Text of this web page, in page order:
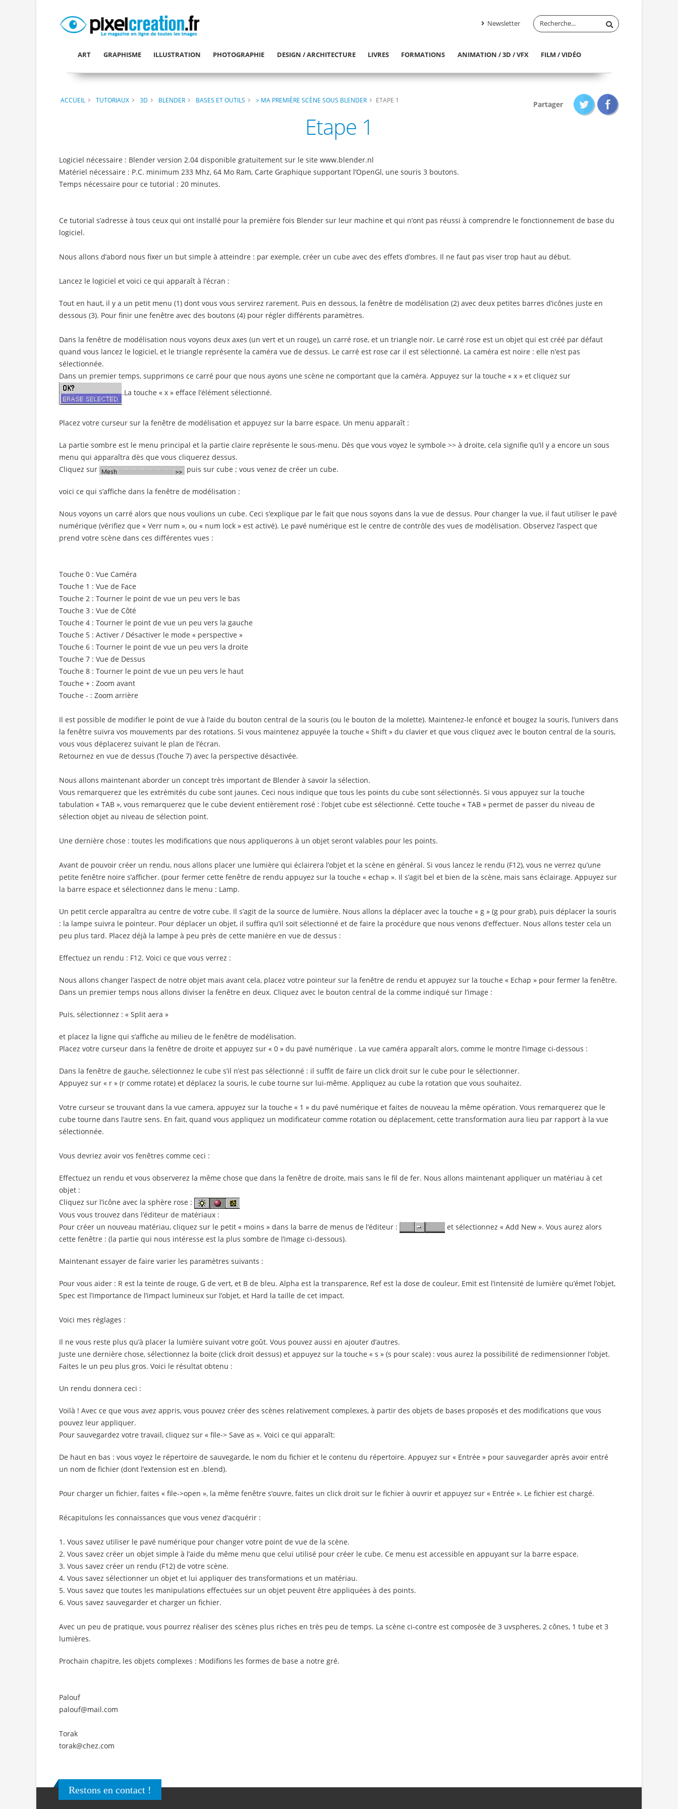
Newsletter
ART GRAPHISME ILLUSTRATION PHOTOGRAPHIE DESIGN / ARCHITECTURE LIVRES FORMATIONS ANIMATION / 3D / VFX FILM / VIDÉO
ACCUEIL TUTORIAUX 3D BLENDER BASES ET OUTILS > MA PREMIÈRE SCÈNE SOUS BLENDER ETAPE 1 Partager
Etape 1
Logiciel nécessaire : Blender version 2.04 disponible gratuitement sur le site www.blender.nl
Matériel nécessaire : P.C. minimum 233 Mhz, 64 Mo Ram, Carte Graphique supportant l’OpenGl, une souris 3 boutons.
Temps nécessaire pour ce tutorial : 20 minutes.
Ce tutorial s’adresse à tous ceux qui ont installé pour la première fois Blender sur leur machine et qui n’ont pas réussi à comprendre le fonctionnement de base du
logiciel.
Nous allons d’abord nous fixer un but simple à atteindre : par exemple, créer un cube avec des effets d’ombres. Il ne faut pas viser trop haut au début.
Lancez le logiciel et voici ce qui apparaît à l’écran :
Tout en haut, il y a un petit menu (1) dont vous vous servirez rarement. Puis en dessous, la fenêtre de modélisation (2) avec deux petites barres d’icônes juste en
dessous (3). Pour finir une fenêtre avec des boutons (4) pour régler différents paramètres.
Dans la fenêtre de modélisation nous voyons deux axes (un vert et un rouge), un carré rose, et un triangle noir. Le carré rose est un objet qui est créé par défaut
quand vous lancez le logiciel, et le triangle représente la caméra vue de dessus. Le carré est rose car il est sélectionné. La caméra est noire : elle n’est pas
sélectionnée.
Dans un premier temps, supprimons ce carré pour que nous ayons une scène ne comportant que la caméra. Appuyez sur la touche « x » et cliquez sur
.La touche « x » efface l’élément sélectionné.
Placez votre curseur sur la fenêtre de modélisation et appuyez sur la barre espace. Un menu apparaît :
La partie sombre est le menu principal et la partie claire représente le sous-menu. Dès que vous voyez le symbole >> à droite, cela signifie qu’il y a encore un sous
menu qui apparaîtra dès que vous cliquerez dessus.
Cliquez sur
puis sur cube ; vous venez de créer un cube.
voici ce qui s’affiche dans la fenêtre de modélisation :
Nous voyons un carré alors que nous voulions un cube. Ceci s’explique par le fait que nous soyons dans la vue de dessus. Pour changer la vue, il faut utiliser le pavé
numérique (vérifiez que « Verr num », ou « num lock » est activé). Le pavé numérique est le centre de contrôle des vues de modélisation. Observez l’aspect que
prend votre scène dans ces différentes vues :
Touche 0 : Vue Caméra
Touche 1 : Vue de Face
Touche 2 : Tourner le point de vue un peu vers le bas
Touche 3 : Vue de Côté
Touche 4 : Tourner le point de vue un peu vers la gauche
Touche 5 : Activer / Désactiver le mode « perspective »
Touche 6 : Tourner le point de vue un peu vers la droite
Touche 7 : Vue de Dessus
Touche 8 : Tourner le point de vue un peu vers le haut
Touche + : Zoom avant
Touche - : Zoom arrière
Il est possible de modifier le point de vue à l’aide du bouton central de la souris (ou le bouton de la molette). Maintenez-le enfoncé et bougez la souris, l’univers dans
la fenêtre suivra vos mouvements par des rotations. Si vous maintenez appuyée la touche « Shift » du clavier et que vous cliquez avec le bouton central de la souris,
vous vous déplacerez suivant le plan de l’écran.
Retournez en vue de dessus (Touche 7) avec la perspective désactivée.
Nous allons maintenant aborder un concept très important de Blender à savoir la sélection.
Vous remarquerez que les extrémités du cube sont jaunes. Ceci nous indique que tous les points du cube sont sélectionnés. Si vous appuyez sur la touche
tabulation « TAB », vous remarquerez que le cube devient entièrement rosé : l’objet cube est sélectionné. Cette touche « TAB » permet de passer du niveau de
sélection objet au niveau de sélection point.
Une dernière chose : toutes les modifications que nous appliquerons à un objet seront valables pour les points.
Avant de pouvoir créer un rendu, nous allons placer une lumière qui éclairera l’objet et la scène en général. Si vous lancez le rendu (F12), vous ne verrez qu’une
petite fenêtre noire s’afficher. (pour fermer cette fenêtre de rendu appuyez sur la touche « echap ». Il s’agit bel et bien de la scène, mais sans éclairage. Appuyez sur
la barre espace et sélectionnez dans le menu : Lamp.
Un petit cercle apparaîtra au centre de votre cube. Il s’agit de la source de lumière. Nous allons la déplacer avec la touche « g » (g pour grab), puis déplacer la souris
: la lampe suivra le pointeur. Pour déplacer un objet, il suffira qu’il soit sélectionné et de faire la procédure que nous venons d’effectuer. Nous allons tester cela un
peu plus tard. Placez déjà la lampe à peu près de cette manière en vue de dessus :
Effectuez un rendu : F12. Voici ce que vous verrez :
Nous allons changer l’aspect de notre objet mais avant cela, placez votre pointeur sur la fenêtre de rendu et appuyez sur la touche « Echap » pour fermer la fenêtre.
Dans un premier temps nous allons diviser la fenêtre en deux. Cliquez avec le bouton central de la comme indiqué sur l’image :
Puis, sélectionnez : « Split aera »
et placez la ligne qui s’affiche au milieu de le fenêtre de modélisation.
Placez votre curseur dans la fenêtre de droite et appuyez sur « 0 » du pavé numérique . La vue caméra apparaît alors, comme le montre l’image ci-dessous :
Dans la fenêtre de gauche, sélectionnez le cube s’il n’est pas sélectionné : il suffit de faire un click droit sur le cube pour le sélectionner.
Appuyez sur « r » (r comme rotate) et déplacez la souris, le cube tourne sur lui-même. Appliquez au cube la rotation que vous souhaitez.
Votre curseur se trouvant dans la vue camera, appuyez sur la touche « 1 » du pavé numérique et faites de nouveau la même opération. Vous remarquerez que le
cube tourne dans l’autre sens. En fait, quand vous appliquez un modificateur comme rotation ou déplacement, cette transformation aura lieu par rapport à la vue
sélectionnée.
Vous devriez avoir vos fenêtres comme ceci :
Effectuez un rendu et vous observerez la même chose que dans la fenêtre de droite, mais sans le fil de fer. Nous allons maintenant appliquer un matériau à cet
objet :
Cliquez sur l’icône avec la sphère rose :
Vous vous trouvez dans l’éditeur de matériaux :
Pour créer un nouveau matériau, cliquez sur le petit « moins » dans la barre de menus de l’éditeur :
et sélectionnez « Add New ». Vous aurez alors
cette fenêtre : (la partie qui nous intéresse est la plus sombre de l’image ci-dessous).
Maintenant essayer de faire varier les paramètres suivants :
Pour vous aider : R est la teinte de rouge, G de vert, et B de bleu. Alpha est la transparence, Ref est la dose de couleur, Emit est l’intensité de lumière qu’émet l’objet,
Spec est l’importance de l’impact lumineux sur l’objet, et Hard la taille de cet impact.
Voici mes réglages :
Il ne vous reste plus qu’à placer la lumière suivant votre goût. Vous pouvez aussi en ajouter d’autres.
Juste une dernière chose, sélectionnez la boite (click droit dessus) et appuyez sur la touche « s » (s pour scale) : vous aurez la possibilité de redimensionner l’objet.
Faites le un peu plus gros. Voici le résultat obtenu :
Un rendu donnera ceci :
Voilà ! Avec ce que vous avez appris, vous pouvez créer des scènes relativement complexes, à partir des objets de bases proposés et des modifications que vous
pouvez leur appliquer.
Pour sauvegardez votre travail, cliquez sur « file-> Save as ». Voici ce qui apparaît:
De haut en bas : vous voyez le répertoire de sauvegarde, le nom du fichier et le contenu du répertoire. Appuyez sur « Entrée » pour sauvegarder après avoir entré
un nom de fichier (dont l’extension est en .blend).
Pour charger un fichier, faites « file->open », la même fenêtre s’ouvre, faites un click droit sur le fichier à ouvrir et appuyez sur « Entrée ». Le fichier est chargé.
Récapitulons les connaissances que vous venez d’acquérir :
1. Vous savez utiliser le pavé numérique pour changer votre point de vue de la scène.
2. Vous savez créer un objet simple à l’aide du même menu que celui utilisé pour créer le cube. Ce menu est accessible en appuyant sur la barre espace.
3. Vous savez créer un rendu (F12) de votre scène.
4. Vous savez sélectionner un objet et lui appliquer des transformations et un matériau.
5. Vous savez que toutes les manipulations effectuées sur un objet peuvent être appliquées à des points.
6. Vous savez sauvegarder et charger un fichier.
Avec un peu de pratique, vous pourrez réaliser des scènes plus riches en très peu de temps. La scène ci-contre est composée de 3 uvspheres, 2 cônes, 1 tube et 3
lumières.
Prochain chapitre, les objets complexes : Modifions les formes de base a notre gré.
Palouf
palouf@mail.com
Torak
torak@chez.com
Restons en contact !